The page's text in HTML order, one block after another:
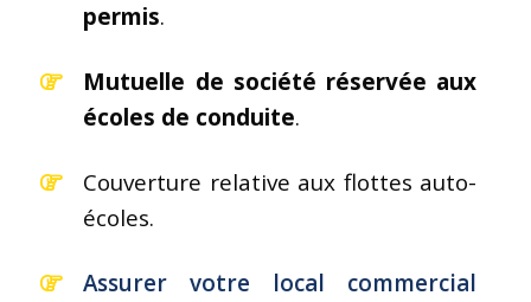
permis.
Mutuelle de société réservée aux
écoles de conduite.
Couverture relative aux flottes auto-
écoles.
Assurer votre local commercial